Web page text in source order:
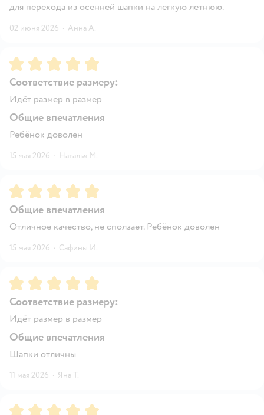
для перехода из осенней шапки на легкую летнюю.
02 июня 2026 · Анна А.
Рейтинг:5
Соответствие размеру:
Идёт размер в размер
Общие впечатления
Ребёнок доволен
15 мая 2026 · Наталья М.
Рейтинг:5
Общие впечатления
Отличное качество, не сползает. Ребёнок доволен
15 мая 2026 · Сафины И.
Рейтинг:5
Соответствие размеру:
Идёт размер в размер
Общие впечатления
Шапки отличны
11 мая 2026 · Яна Т.
Рейтинг:5